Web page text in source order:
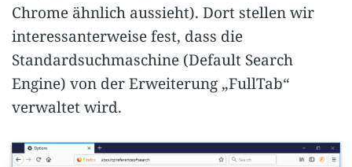
Chrome ähnlich aussieht). Dort stellen wir
interessanterweise fest, dass die
Standardsuchmaschine (Default Search
Engine) von der Erweiterung „FullTab“
verwaltet wird.